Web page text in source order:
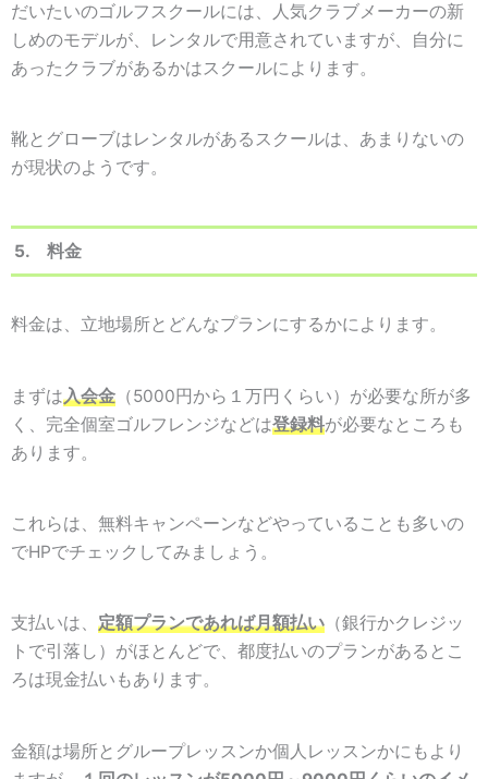
だいたいのゴルフスクールには、人気クラブメーカーの新
しめのモデルが、レンタルで用意されていますが、自分に
あったクラブがあるかはスクールによります。
靴とグローブはレンタルがあるスクールは、あまりないの
が現状のようです。
5. 料金
料金は、立地場所とどんなプランにするかによります。
まずは入会金 （5000円から１万円くらい）が必要な所が多
く、完全個室ゴルフレンジなどは登録料が必要なところも
あります。
これらは、無料キャンペーンなどやっていることも多いの
でHPでチェックしてみましょう。
支払いは、 定額プランであれば月額払い （銀行かクレジッ
トで引落し）がほとんどで、都度払いのプランがあるとこ
ろは現金払いもあります。
金額は場所とグループレッスンか個人レッスンかにもより